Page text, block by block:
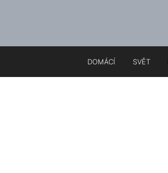
DOMÁCÍ SVĚT